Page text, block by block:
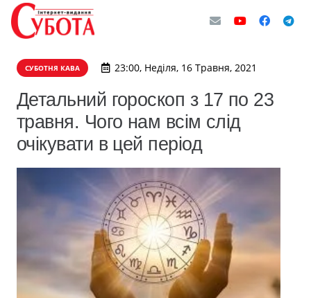
СУБОТНЯ КАВА 23:00, Неділя, 16 Травня, 2021
Детальний гороскоп з 17 по 23
травня. Чого нам всім слід
очікувати в цей період